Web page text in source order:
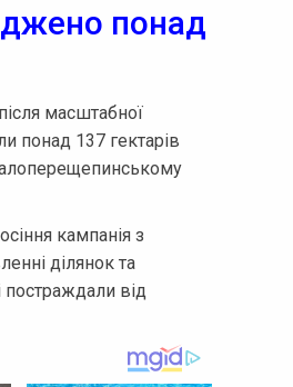
понад
масштабної
понад 137 гектарів
кампанія з
ділянок та
постраждали від